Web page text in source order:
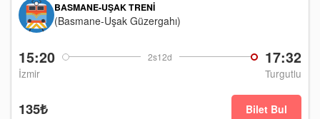
15:20 2s12d 17:32
İzmir Turgutlu
BASMANE-UŞAK TRENI
(Basmane-Uşak Güzergahı)
135₺ Bilet Bul